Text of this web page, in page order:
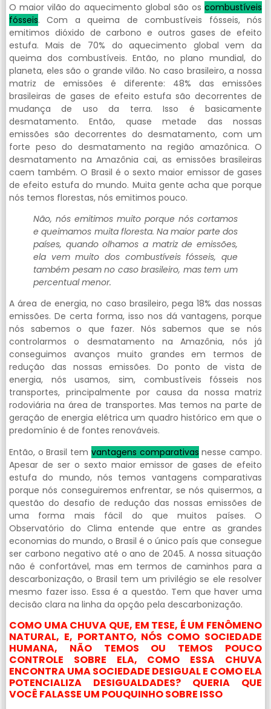
O maior vilão do aquecimento global são os combustíveis
fósseis. Com a queima de combustíveis fósseis, nós
emitimos dióxido de carbono e outros gases de efeito
estufa. Mais de 70% do aquecimento global vem da
queima dos combustíveis. Então, no plano mundial, do
planeta, eles são o grande vilão. No caso brasileiro, a nossa
matriz de emissões é diferente: 48% das emissões
brasileiras de gases de efeito estufa são decorrentes de
mudança de uso da terra. Isso é basicamente
desmatamento. Então, quase metade das nossas
emissões são decorrentes do desmatamento, com um
forte peso do desmatamento na região amazônica. O
desmatamento na Amazônia cai, as emissões brasileiras
caem também. O Brasil é o sexto maior emissor de gases
de efeito estufa do mundo. Muita gente acha que porque
nós temos florestas, nós emitimos pouco.
Não, nós emitimos muito porque nós cortamos
e queimamos muita floresta. Na maior parte dos
países, quando olhamos a matriz de emissões,
ela vem muito dos combustíveis fósseis, que
também pesam no caso brasileiro, mas tem um
percentual menor.
A área de energia, no caso brasileiro, pega 18% das nossas
emissões. De certa forma, isso nos dá vantagens, porque
nós sabemos o que fazer. Nós sabemos que se nós
controlarmos o desmatamento na Amazônia, nós já
conseguimos avanços muito grandes em termos de
redução das nossas emissões. Do ponto de vista de
energia, nós usamos, sim, combustíveis fósseis nos
transportes, principalmente por causa da nossa matriz
rodoviária na área de transportes. Mas temos na parte de
geração de energia elétrica um quadro histórico em que o
predomínio é de fontes renováveis.
Então, o Brasil tem vantagens comparativas nesse campo.
Apesar de ser o sexto maior emissor de gases de efeito
estufa do mundo, nós temos vantagens comparativas
porque nós conseguiremos enfrentar, se nós quisermos, a
questão do desafio de redução das nossas emissões de
uma forma mais fácil do que muitos países. O
Observatório do Clima entende que entre as grandes
economias do mundo, o Brasil é o único país que consegue
ser carbono negativo até o ano de 2045. A nossa situação
não é confortável, mas em termos de caminhos para a
descarbonização, o Brasil tem um privilégio se ele resolver
mesmo fazer isso. Essa é a questão. Tem que haver uma
decisão clara na linha da opção pela descarbonização.
COMO UMA CHUVA QUE, EM TESE, É UM FENÔMENO
NATURAL, E, PORTANTO, NÓS COMO SOCIEDADE
HUMANA, NÃO TEMOS OU TEMOS POUCO
CONTROLE SOBRE ELA, COMO ESSA CHUVA
ENCONTRA UMA SOCIEDADE DESIGUAL E COMO ELA
POTENCIALIZA DESIGUALDADES? QUERIA QUE
VOCÊ FALASSE UM POUQUINHO SOBRE ISSO